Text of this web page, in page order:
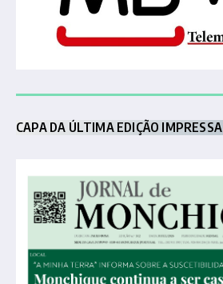
CAPA DA ÚLTIMA EDIÇÃO IMPRESSA